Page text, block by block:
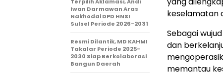
keselamatan
Sebagai
dan
memantau
Iwan Darmawan Aras
Nakhodai DPD HNSI
Sulsel Periode 2026-2031
Resmi Dilantik, MD KAHMI
Takalar Periode 2025–
2030 Siap Berkolaborasi
Bangun Daerah